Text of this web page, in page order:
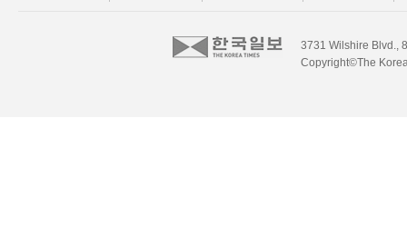
3731 Wilshire Blvd.,
Copyright©The